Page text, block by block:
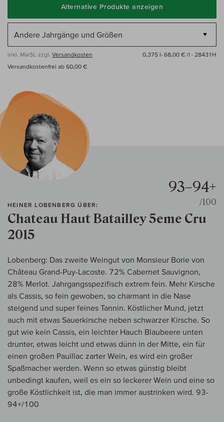
Alternative Produkte anzeigen
inkl. MwSt, zzgl. Versandkosten 0,375 l· 68,00 € /l · 28431H
Versandkostenfrei ab 60,00 €
HEINER LOBENBERG ÜBER:
Chateau Haut Batailley 5eme Cru
2015
93–94+
/100
Lobenberg: Das zweite Weingut von Monsieur Borie von
Château Grand-Puy-Lacoste. 72% Cabernet Sauvignon,
28% Merlot. Jahrgangsspezifisch extrem fein. Mehr Kirsche
als Cassis, so fein gewoben, so charmant in die Nase
steigend und super feines Tannin. Köstlicher Mund, jetzt
auch mit etwas Sauerkirsche neben schwarzer Kirsche. So
gut wie kein Cassis, ein leichter Hauch Blaubeere unten
drunter, etwas leicht und etwas dünn in der Mitte, ein für
einen großen Pauillac zarter Wein, es wird ein großer
Spaßmacher werden. Wenn so etwas günstig bleibt
unbedingt kaufen, weil es ein so leckerer Wein und eine so
große Köstlichkeit ist, die man immer austrinken wird. 93-
94+/100